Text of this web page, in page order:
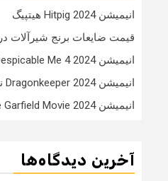
انیمیشن Hitpig 2024 هیتپیگ
قیمت ضایعات برنج شیرآلات در 1403
انیمیشن Despicable Me 4 2024 من نفرت انگیز 4
انیمیشن Dragonkeeper 2024 نگهبان اژدها
انیمیشن The Garfield Movie 2024 گارفیلد
آخرین دیدگاه‌ها